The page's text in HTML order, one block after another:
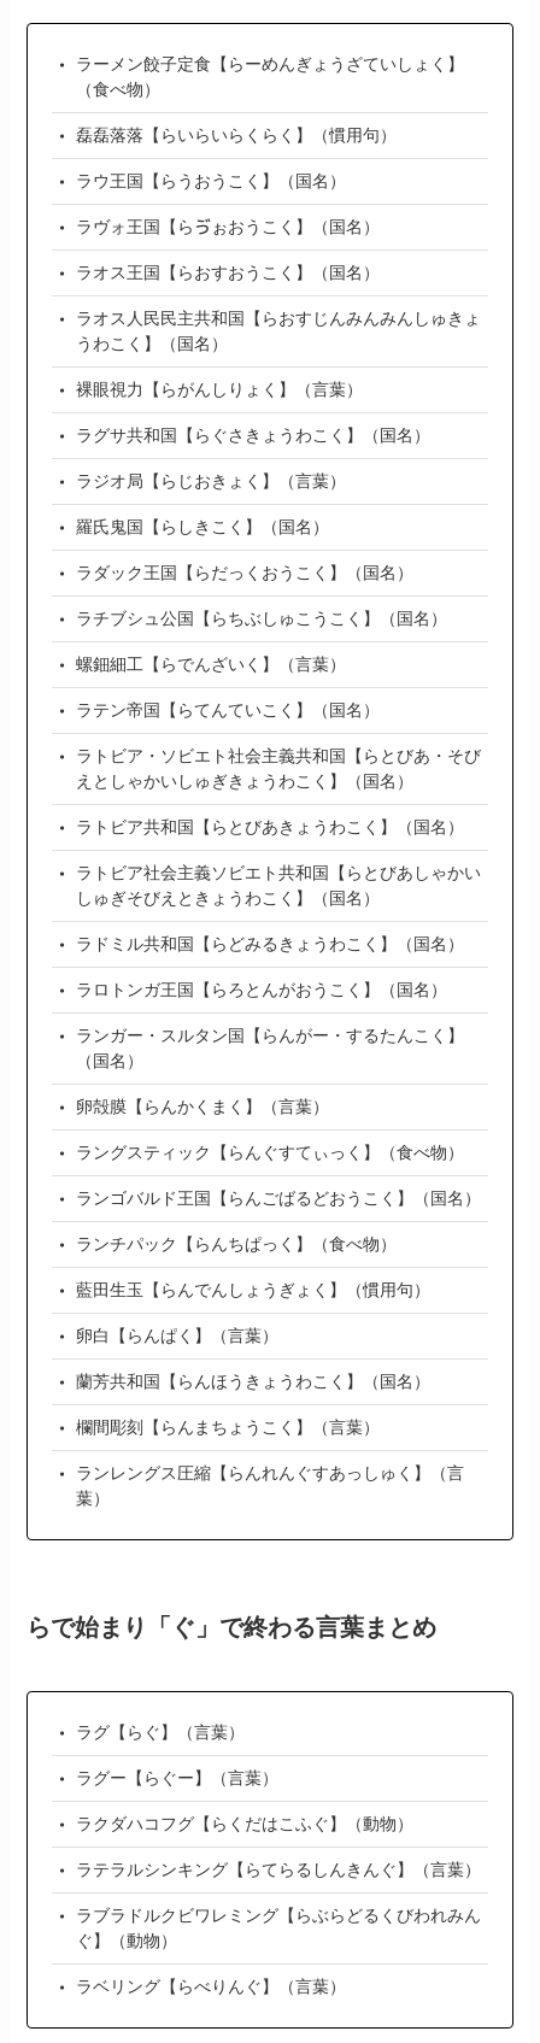
ラーメン餃子定食【らーめんぎょうざていしょく】
（食べ物）
磊磊落落【らいらいらくらく】（慣用句）
ラウ王国【らうおうこく】（国名）
ラヴォ王国【らゔぉおうこく】（国名）
ラオス王国【らおすおうこく】（国名）
ラオス人民民主共和国【らおすじんみんみんしゅきょ
うわこく】（国名）
裸眼視力【らがんしりょく】（言葉）
ラグサ共和国【らぐさきょうわこく】（国名）
ラジオ局【らじおきょく】（言葉）
羅氏鬼国【らしきこく】（国名）
ラダック王国【らだっくおうこく】（国名）
ラチブシュ公国【らちぶしゅこうこく】（国名）
螺鈿細工【らでんざいく】（言葉）
ラテン帝国【らてんていこく】（国名）
ラトビア・ソビエト社会主義共和国【らとびあ・そび
えとしゃかいしゅぎきょうわこく】（国名）
ラトビア共和国【らとびあきょうわこく】（国名）
ラトビア社会主義ソビエト共和国【らとびあしゃかい
しゅぎそびえときょうわこく】（国名）
ラドミル共和国【らどみるきょうわこく】（国名）
ラロトンガ王国【らろとんがおうこく】（国名）
ランガー・スルタン国【らんがー・するたんこく】
（国名）
卵殻膜【らんかくまく】（言葉）
ラングスティック【らんぐすてぃっく】（食べ物）
ランゴバルド王国【らんごばるどおうこく】（国名）
ランチパック【らんちぱっく】（食べ物）
藍田生玉【らんでんしょうぎょく】（慣用句）
卵白【らんぱく】（言葉）
蘭芳共和国【らんほうきょうわこく】（国名）
欄間彫刻【らんまちょうこく】（言葉）
ランレングス圧縮【らんれんぐすあっしゅく】（言
葉）
らで始まり「ぐ」で終わる言葉まとめ
ラグ【らぐ】（言葉）
ラグー【らぐー】（言葉）
ラクダハコフグ【らくだはこふぐ】（動物）
ラテラルシンキング【らてらるしんきんぐ】（言葉）
ラブラドルクビワレミング【らぶらどるくびわれみん
ぐ】（動物）
ラベリング【らべりんぐ】（言葉）